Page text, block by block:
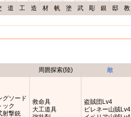
道 工 造 材 帆 塗 武 彫 銀 邸 教
周囲探索(陸) 敵
グソード
ック
射撃銃
救命具
大工道具
盗賊団Lv4
ピレネー山賊Lv4